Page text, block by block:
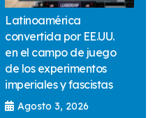
Latinoamérica
convertida por EE.UU.
en el campo de juego
de los experimentos
imperiales y fascistas
Agosto 3, 2026